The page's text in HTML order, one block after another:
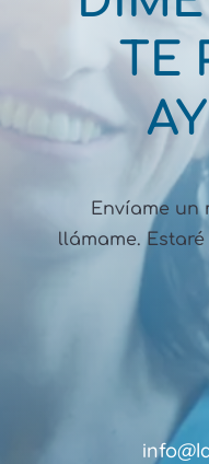
TE
Envíame un
llámame.